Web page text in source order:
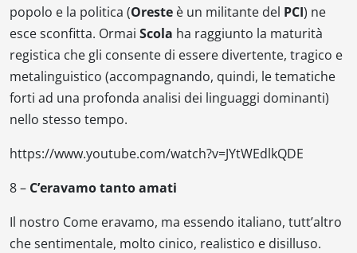
popolo e la politica (Oreste è un militante del PCI) ne
esce sconfitta. Ormai Scola ha raggiunto la maturità
registica che gli consente di essere divertente, tragico e
metalinguistico (accompagnando, quindi, le tematiche
forti ad una profonda analisi dei linguaggi dominanti)
nello stesso tempo.
https://www.youtube.com/watch?v=JYtWEdlkQDE
8 – C’eravamo tanto amati
Il nostro Come eravamo, ma essendo italiano, tutt’altro
che sentimentale, molto cinico, realistico e disilluso.